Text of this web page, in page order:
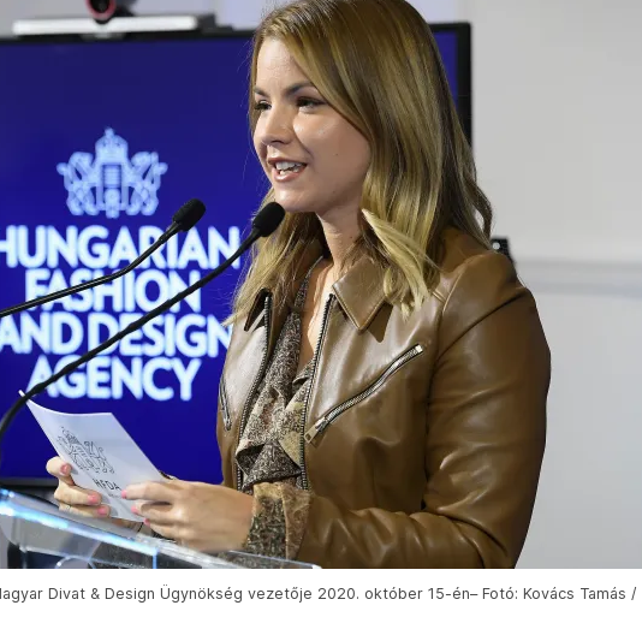
Divat & Design Ügynökség vezetője 2020. október 15-én– Fotó: Kovács Tamás /